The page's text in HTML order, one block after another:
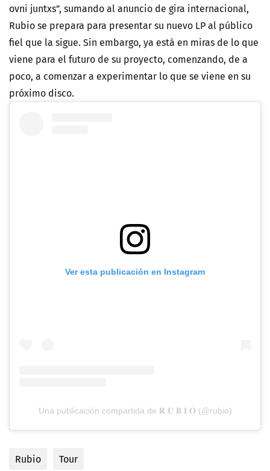
ovni juntxs”, sumando al anuncio de gira internacional,
Rubio se prepara para presentar su nuevo LP al público
fiel que la sigue. Sin embargo, ya está en miras de lo que
viene para el futuro de su proyecto, comenzando, de a
poco, a comenzar a experimentar lo que se viene en su
próximo disco.
Ver esta publicación en Instagram
Una publicación compartida de 𝐑 𝐔 𝐁 𝐈 𝐎 (@rubio)
Rubio Tour